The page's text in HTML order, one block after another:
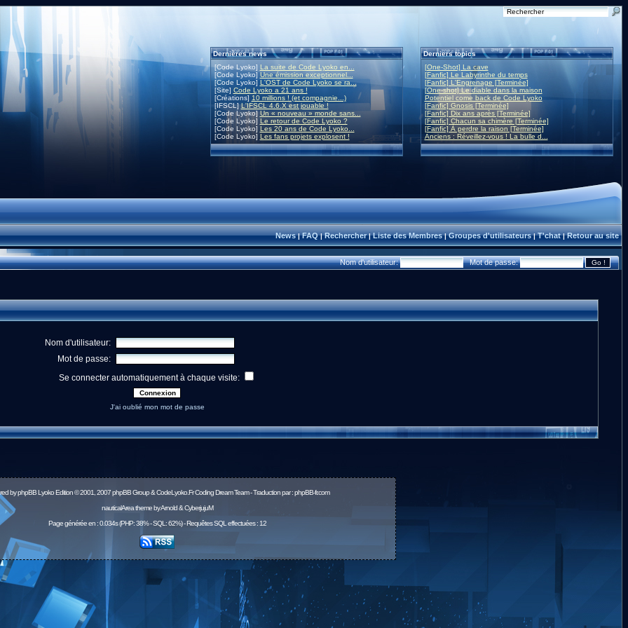
Dernières news
[Code Lyoko] La suite de Code Lyoko en...
[Code Lyoko]Une émission exceptionnel...
[Code Lyoko] L'OST de Code Lyoko se ra...
[Site] Code Lyoko a 21 ans !
[Créations] 10 millions ! (et compagnie...)
[IFSCL]L'IFSCL 4.6.X est jouable !
[Code Lyoko] Un « nouveau » monde sans...
[Code Lyoko] Le retour de Code Lyoko ?
[Code Lyoko] Les 20 ans de Code Lyoko...
[Code Lyoko] Les fans projets explosent !
Derniers topics
[One-Shot] La cave
[Fanfic] Le Labyrinthe du temps
[Fanfic] L'Engrenage [Terminée]
[One-shot] Le diable dans la maison
Potentiel come back de Code Lyoko
[Fanfic] Gnosis [Terminée]
[Fanfic] Dix ans après [Terminée]
[Fanfic] Chacun sa chimère [Terminée]
[Fanfic] À perdre la raison [Terminée]
Anciens : Réveillez-vous ! La bulle d...
News|FAQ|Rechercher|Liste des Membres|Groupes d'utilisateurs|T'chat|Retour au site
Nom d'utilisateur: Mot de passe:
Nom d'utilisateur:
Mot de passe:
Se connecter automatiquement à chaque visite:
J'ai oublié mon mot de passe
byphpBBLyoko Edition © 2001, 2007 phpBB Group & CodeLyoko.Fr Coding Dream Team - Traduction par :phpBB-fr.com
nauticalArea theme by Arnold & CyberjujuM
Page générée en : 0.034s (PHP: 38% - SQL: 62%) - Requêtes SQL effectuées : 12